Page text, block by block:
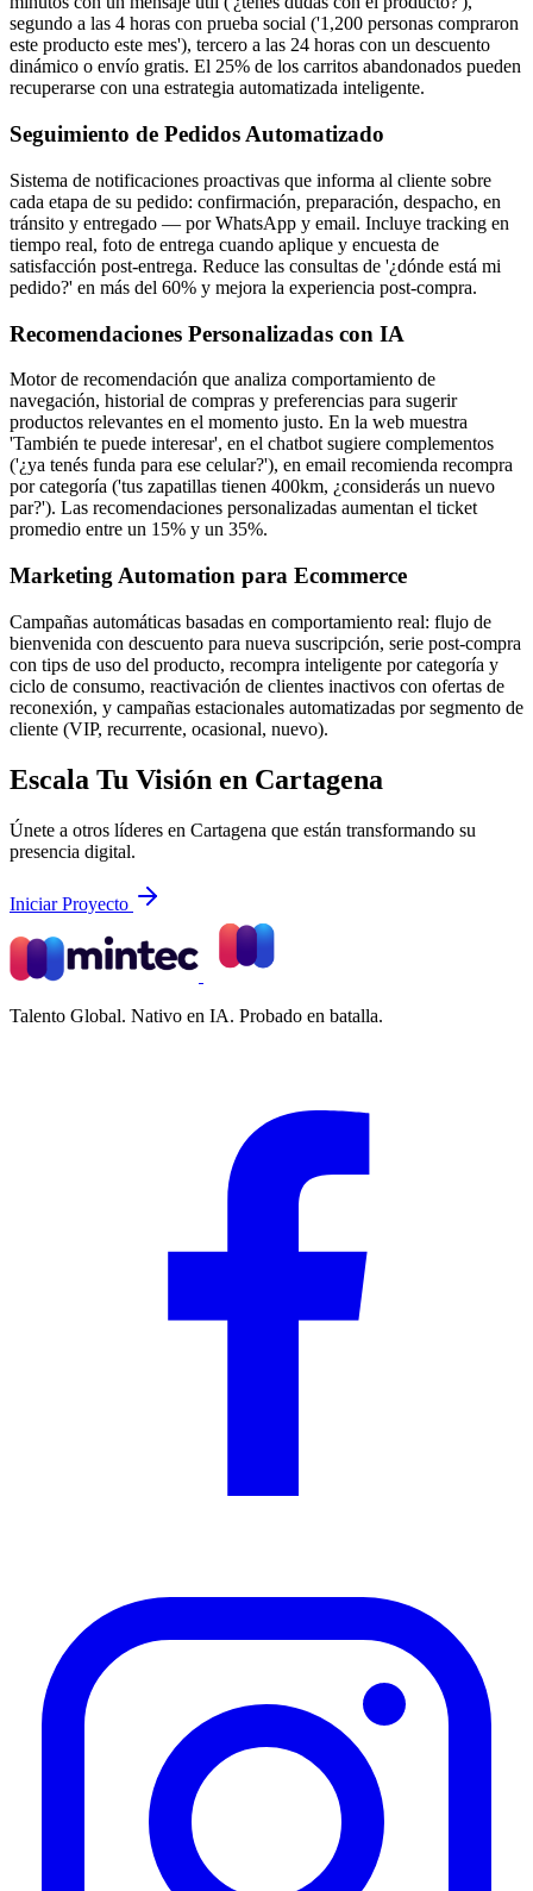
segundo a las 4 horas con prueba social ('1,200 personas compraron
este producto este mes'), tercero a las 24 horas con un descuento
dinámico o envío gratis. El 25% de los carritos abandonados pueden
recuperarse con una estrategia automatizada inteligente.
Seguimiento de Pedidos Automatizado
Sistema de notificaciones proactivas que informa al cliente sobre
cada etapa de su pedido: confirmación, preparación, despacho, en
tránsito y entregado — por WhatsApp y email. Incluye tracking en
tiempo real, foto de entrega cuando aplique y encuesta de
satisfacción post-entrega. Reduce las consultas de '¿dónde está mi
pedido?' en más del 60% y mejora la experiencia post-compra.
Recomendaciones Personalizadas con IA
Motor de recomendación que analiza comportamiento de
navegación, historial de compras y preferencias para sugerir
productos relevantes en el momento justo. En la web muestra
'También te puede interesar', en el chatbot sugiere complementos
('¿ya tenés funda para ese celular?'), en email recomienda recompra
por categoría ('tus zapatillas tienen 400km, ¿considerás un nuevo
par?'). Las recomendaciones personalizadas aumentan el ticket
promedio entre un 15% y un 35%.
Marketing Automation para Ecommerce
Campañas automáticas basadas en comportamiento real: flujo de
bienvenida con descuento para nueva suscripción, serie post-compra
con tips de uso del producto, recompra inteligente por categoría y
ciclo de consumo, reactivación de clientes inactivos con ofertas de
reconexión, y campañas estacionales automatizadas por segmento de
cliente (VIP, recurrente, ocasional, nuevo).
Escala Tu Visión en Cartagena
Únete a otros líderes en Cartagena que están transformando su
presencia digital.
Iniciar Proyecto
Talento Global. Nativo en IA. Probado en batalla.